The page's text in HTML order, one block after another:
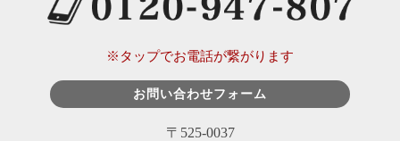
※タップでお電話が繋がります
お問い合わせフォーム
〒525-0037